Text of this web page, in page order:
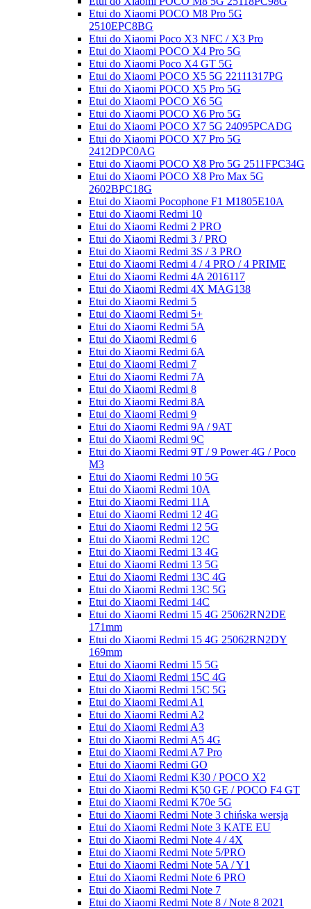
Etui do Xiaomi POCO M8 Pro 5G
2510EPC8BG
Etui do Xiaomi Poco X3 NFC / X3 Pro
Etui do Xiaomi POCO X4 Pro 5G
Etui do Xiaomi Poco X4 GT 5G
Etui do Xiaomi POCO X5 5G 22111317PG
Etui do Xiaomi POCO X5 Pro 5G
Etui do Xiaomi POCO X6 5G
Etui do Xiaomi POCO X6 Pro 5G
Etui do Xiaomi POCO X7 5G 24095PCADG
Etui do Xiaomi POCO X7 Pro 5G
2412DPC0AG
Etui do Xiaomi POCO X8 Pro 5G 2511FPC34G
Etui do Xiaomi POCO X8 Pro Max 5G
2602BPC18G
Etui do Xiaomi Pocophone F1 M1805E10A
Etui do Xiaomi Redmi 10
Etui do Xiaomi Redmi 2 PRO
Etui do Xiaomi Redmi 3 / PRO
Etui do Xiaomi Redmi 3S / 3 PRO
Etui do Xiaomi Redmi 4 / 4 PRO / 4 PRIME
Etui do Xiaomi Redmi 4A 2016117
Etui do Xiaomi Redmi 4X MAG138
Etui do Xiaomi Redmi 5
Etui do Xiaomi Redmi 5+
Etui do Xiaomi Redmi 5A
Etui do Xiaomi Redmi 6
Etui do Xiaomi Redmi 6A
Etui do Xiaomi Redmi 7
Etui do Xiaomi Redmi 7A
Etui do Xiaomi Redmi 8
Etui do Xiaomi Redmi 8A
Etui do Xiaomi Redmi 9
Etui do Xiaomi Redmi 9A / 9AT
Etui do Xiaomi Redmi 9C
Etui do Xiaomi Redmi 9T / 9 Power 4G / Poco
M3
Etui do Xiaomi Redmi 10 5G
Etui do Xiaomi Redmi 10A
Etui do Xiaomi Redmi 11A
Etui do Xiaomi Redmi 12 4G
Etui do Xiaomi Redmi 12 5G
Etui do Xiaomi Redmi 12C
Etui do Xiaomi Redmi 13 4G
Etui do Xiaomi Redmi 13 5G
Etui do Xiaomi Redmi 13C 4G
Etui do Xiaomi Redmi 13C 5G
Etui do Xiaomi Redmi 14C
Etui do Xiaomi Redmi 15 4G 25062RN2DE
171mm
Etui do Xiaomi Redmi 15 4G 25062RN2DY
169mm
Etui do Xiaomi Redmi 15 5G
Etui do Xiaomi Redmi 15C 4G
Etui do Xiaomi Redmi 15C 5G
Etui do Xiaomi Redmi A1
Etui do Xiaomi Redmi A2
Etui do Xiaomi Redmi A3
Etui do Xiaomi Redmi A5 4G
Etui do Xiaomi Redmi A7 Pro
Etui do Xiaomi Redmi GO
Etui do Xiaomi Redmi K30 / POCO X2
Etui do Xiaomi Redmi K50 GE / POCO F4 GT
Etui do Xiaomi Redmi K70e 5G
Etui do Xiaomi Redmi Note 3 chińska wersja
Etui do Xiaomi Redmi Note 3 KATE EU
Etui do Xiaomi Redmi Note 4 / 4X
Etui do Xiaomi Redmi Note 5/PRO
Etui do Xiaomi Redmi Note 5A / Y1
Etui do Xiaomi Redmi Note 6 PRO
Etui do Xiaomi Redmi Note 7
Etui do Xiaomi Redmi Note 8 / Note 8 2021